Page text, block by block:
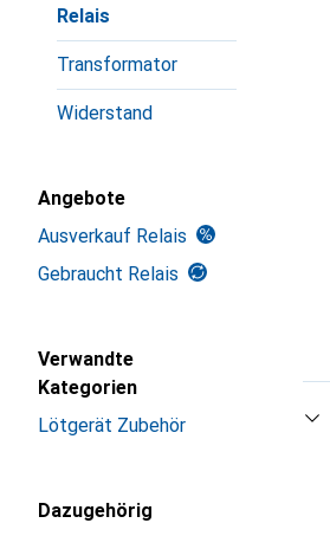
Relais
Transformator
Widerstand
Angebote
Ausverkauf Relais
Gebraucht Relais
Verwandte
Kategorien
Lötgerät Zubehör
Dazugehörig